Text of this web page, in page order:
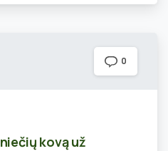
0
kovą už